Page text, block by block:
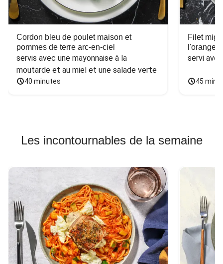
Cordon bleu de poulet maison et
pommes de terre arc-en-ciel
servis avec une mayonnaise à la
moutarde et au miel et une salade verte
40 minutes
Filet
l'orange
servi
45
Les incontournables de la semaine